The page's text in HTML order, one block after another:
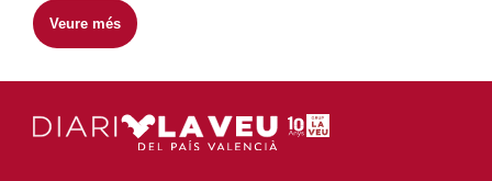
Veure més